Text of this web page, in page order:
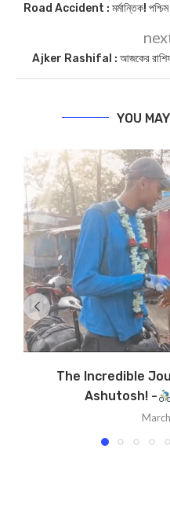
Road Accident : মর্মান্তিক! পশ্চিম
Ajker Rashifal : আজকের রাশিফল
YOU
The Incredible
Ashutosh! -